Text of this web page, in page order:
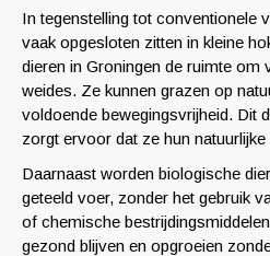
In tegenstelling tot conventionele
vaak opgesloten zitten in kleine
dieren in Groningen de ruimte om
weides. Ze kunnen grazen op
voldoende bewegingsvrijheid. Dit
zorgt ervoor dat ze hun
Daarnaast worden biologische
geteeld voer, zonder het gebruik
of chemische
gezond blijven en opgroeien